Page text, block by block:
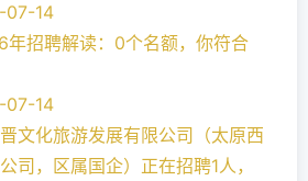
07-14
招聘解读：0个名额，你符合
07-14
文化旅游发展有限公司（太原西
司，区属国企）正在招聘1人，